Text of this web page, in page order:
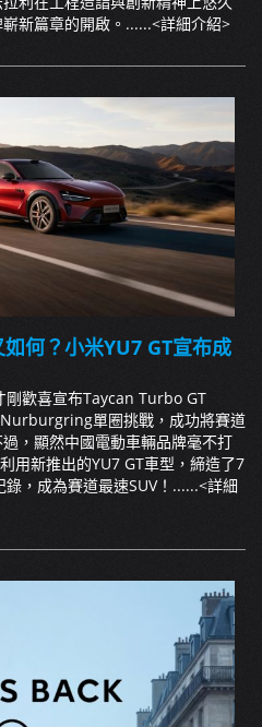
新篇章的開啟。......<詳細介紹>
何？小米YU7 GT宣布成
歡喜宣布Taycan Turbo GT
單圈挑戰，成功將賽道
，顯然中國電動車輛品牌毫不打
用新推出的YU7 GT車型，締造了7
，成為賽道最速SUV！......<詳細